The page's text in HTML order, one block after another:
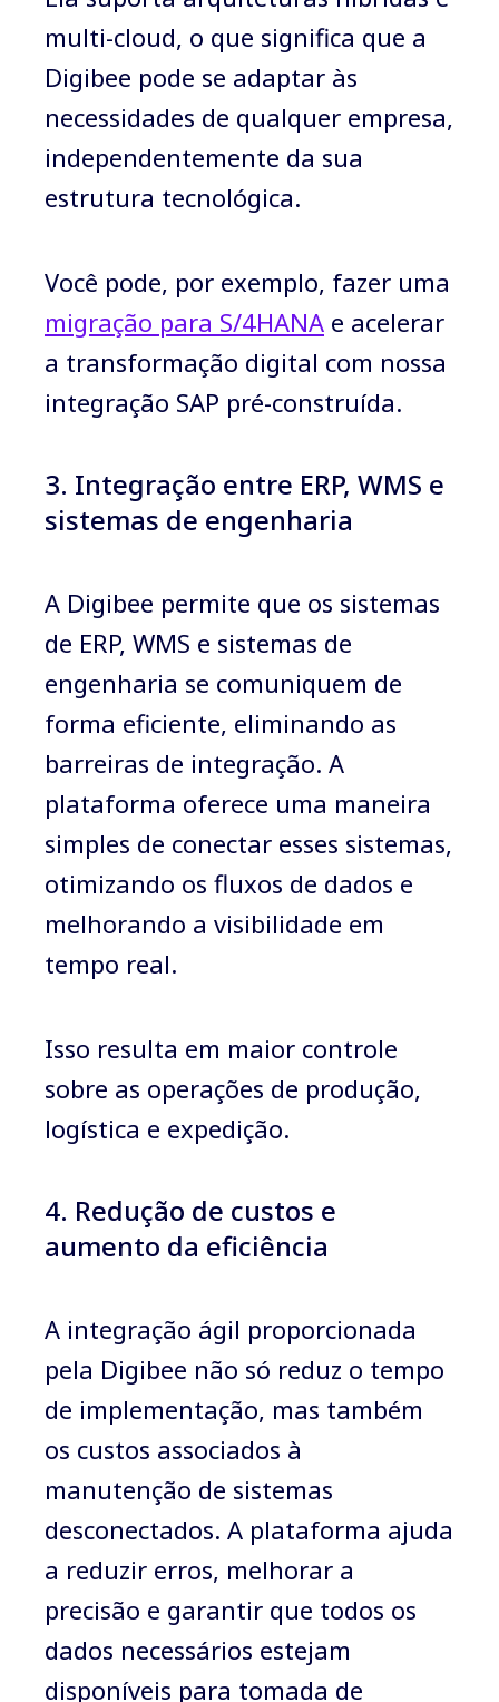
multi-cloud, o que significa que a
Digibee pode se adaptar às
necessidades de qualquer empresa,
independentemente da sua
estrutura tecnológica.
Você pode, por exemplo, fazer uma
migração para S/4HANA e acelerar
a transformação digital com nossa
integração SAP pré-construída.
3. Integração entre ERP, WMS e
sistemas de engenharia
A Digibee permite que os sistemas
de ERP, WMS e sistemas de
engenharia se comuniquem de
forma eficiente, eliminando as
barreiras de integração. A
plataforma oferece uma maneira
simples de conectar esses sistemas,
otimizando os fluxos de dados e
melhorando a visibilidade em
tempo real.
Isso resulta em maior controle
sobre as operações de produção,
logística e expedição.
4. Redução de custos e
aumento da eficiência
A integração ágil proporcionada
pela Digibee não só reduz o tempo
de implementação, mas também
os custos associados à
manutenção de sistemas
desconectados. A plataforma ajuda
a reduzir erros, melhorar a
precisão e garantir que todos os
dados necessários estejam
disponíveis para tomada de